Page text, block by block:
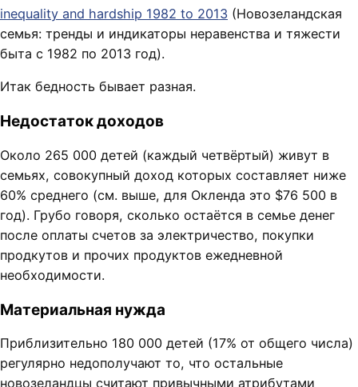
inequality and hardship 1982 to 2013 (Новозеландская
семья: тренды и индикаторы неравенства и тяжести
быта с 1982 по 2013 год).
Итак бедность бывает разная.
Недостаток доходов
Около 265 000 детей (каждый четвёртый) живут в
семьях, совокупный доход которых составляет ниже
60% среднего (см. выше, для Окленда это $76 500 в
год). Грубо говоря, сколько остаётся в семье денег
после оплаты счетов за электричество, покупки
продкутов и прочих продуктов ежедневной
необходимости.
Материальная нужда
Приблизительно 180 000 детей (17% от общего числа)
регулярно недополучают то, что остальные
новозеландцы считают привычными атрибутами